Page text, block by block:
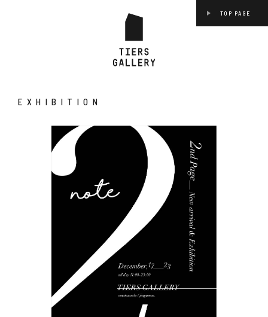
TOP PAGE
EXHIBITION